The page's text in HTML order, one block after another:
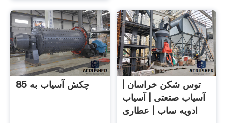
چکش آسیاب به 85
توس شکن خراسان |
آسیاب صنعتی | آسیاب
ادویه ساب | عطاری